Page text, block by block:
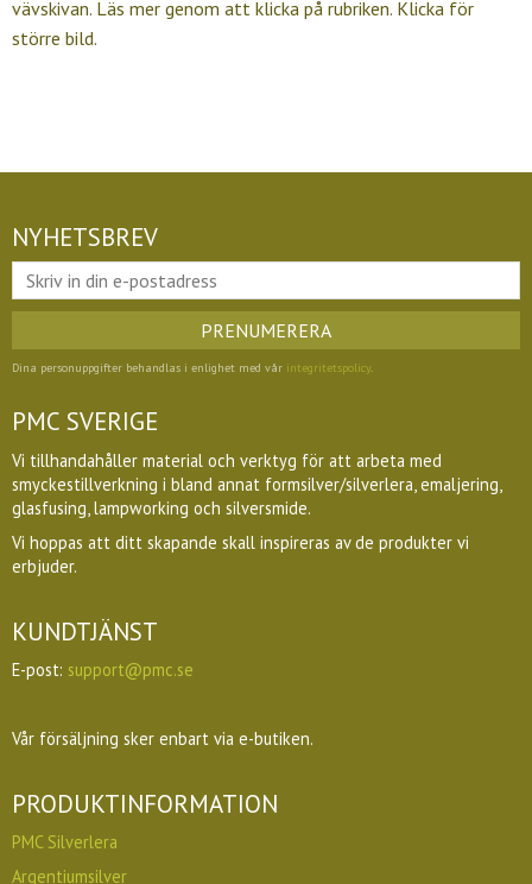
vävskivan. Läs mer genom att klicka på rubriken. Klicka för
större bild.
NYHETSBREV
PRENUMERERA
Dina personuppgifter behandlas i enlighet med vår integritetspolicy.
PMC SVERIGE
Vi tillhandahåller material och verktyg för att arbeta med
smyckestillverkning i bland annat formsilver/silverlera, emaljering,
glasfusing, lampworking och silversmide.
Vi hoppas att ditt skapande skall inspireras av de produkter vi
erbjuder.
KUNDTJÄNST
E-post: support@pmc.se
Vår försäljning sker enbart via e-butiken.
PRODUKTINFORMATION
PMC Silverlera
Argentiumsilver